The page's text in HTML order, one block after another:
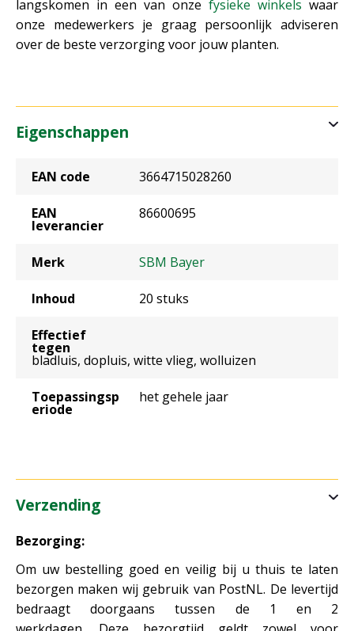
langskomen in een van onze fysieke winkels waar
onze medewerkers je graag persoonlijk adviseren
over de beste verzorging voor jouw planten.
Eigenschappen
EAN code 3664715028260
EAN
leverancier
86600695
Merk SBM Bayer
Inhoud 20 stuks
Effectief
tegen
bladluis, dopluis, witte vlieg, wolluizen
Toepassingsp
eriode
het gehele jaar
Verzending
Bezorging:
Om uw bestelling goed en veilig bij u thuis te laten
bezorgen maken wij gebruik van PostNL. De levertijd
bedraagt doorgaans tussen de 1 en 2